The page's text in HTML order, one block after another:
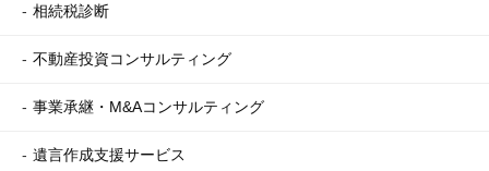
相続税診断
不動産投資コンサルティング
事業承継・M&Aコンサルティング
遺言作成支援サービス